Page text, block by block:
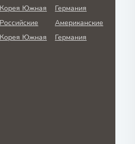
Корея Южная
Германия
Российские
Американские
Корея Южная Германия